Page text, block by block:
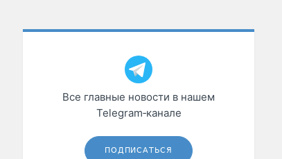
Все главные новости в нашем
Telegram‑канале
ПОДПИСАТЬСЯ